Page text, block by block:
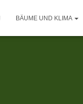
BÄUME UND KLIMA